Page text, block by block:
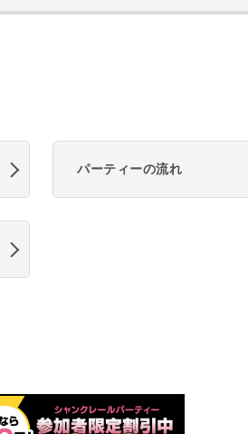
パーティーの流れ